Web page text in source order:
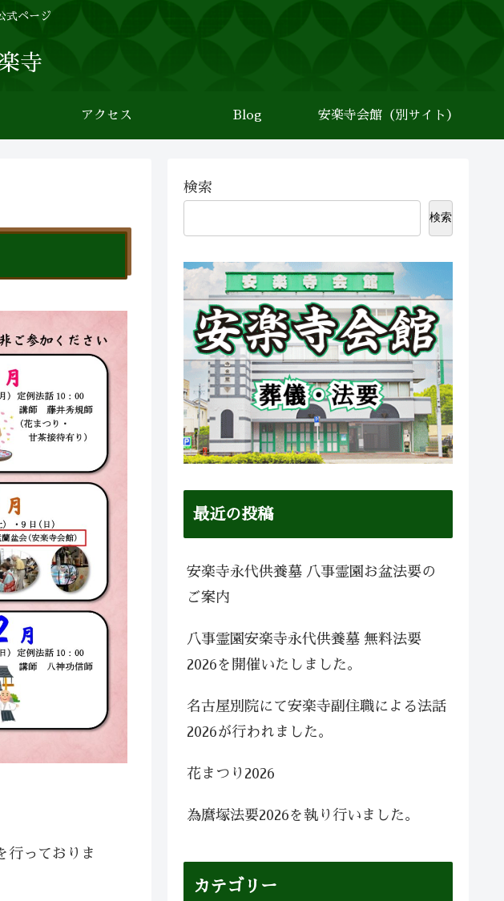
式ページ
アクセス Blog 安楽寺会館（別サイト）
行っておりま
検索
検索
最近の投稿
安楽寺永代供養墓 八事霊園お盆法要の
ご案内
八事霊園安楽寺永代供養墓 無料法要
2026を開催いたしました。
名古屋別院にて安楽寺副住職による法話
2026が行われました。
花まつり2026
為麿塚法要2026を執り行いました。
カテゴリー